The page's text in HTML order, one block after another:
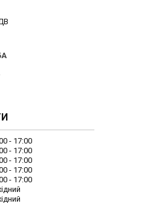
17:00
17:00
17:00
17:00
17:00